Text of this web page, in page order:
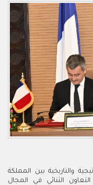
والتاريخية بين المملكة
الثنائي في المجال